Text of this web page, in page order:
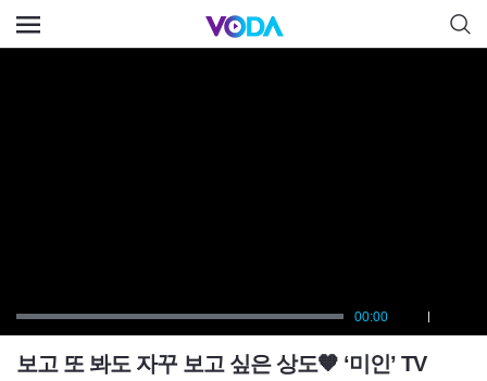
보고 또 봐도 자꾸 보고 싶은 상도🧡 ‘미인’ TV